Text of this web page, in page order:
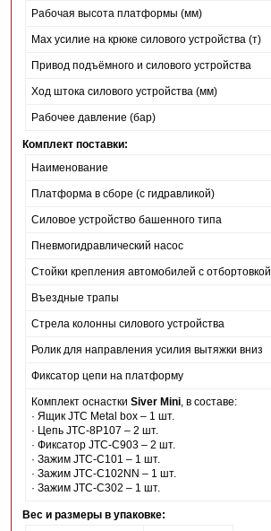
Рабочая высота платформы (мм)
Мах усилие на крюке силового устройства (т)
Привод подъёмного и силового устройства
Ход штока силового устройства (мм)
Рабочее давление (бар)
Комплект поставки:
Наименование
Платформа в сборе (с гидравликой)
Силовое устройство башенного типа
Пневмогидравлический насос
Стойки крепления автомобилей с отбортовкой
Въездные трапы
Стрела колонны силового устройства
Ролик для направления усилия вытяжки вниз
Фиксатор цепи на платформу
Комплект оснастки Siver Mini, в составе:
· Ящик JTC Metal box – 1 шт.
· Цепь JTC-8Р107 – 2 шт.
· Фиксатор JTC-C903 – 2 шт.
· Зажим JTC-C101 – 1 шт.
· Зажим JTC-С102NN – 1 шт.
· Зажим JTC-С302 – 1 шт.
Вес и размеры в упаковке: